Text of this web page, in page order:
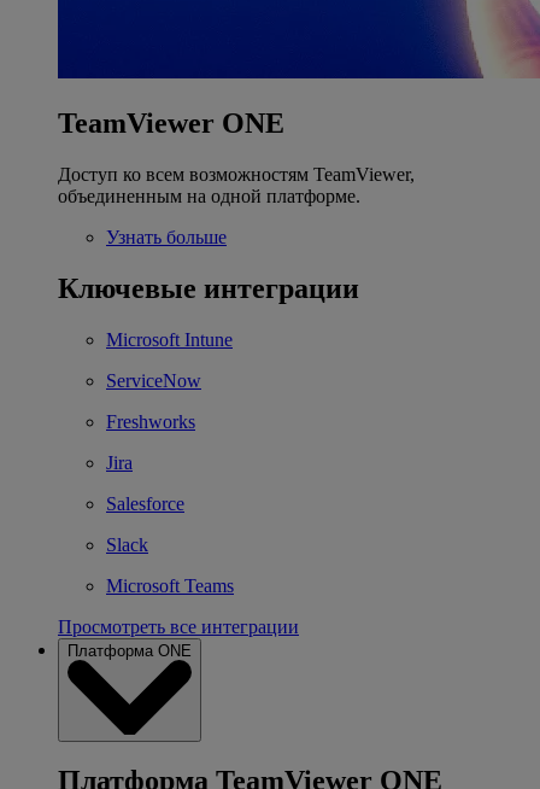
TeamViewer ONE
Доступ ко всем возможностям TeamViewer,
объединенным на одной платформе.
Узнать больше
Ключевые интеграции
Microsoft Intune
ServiceNow
Freshworks
Jira
Salesforce
Slack
Microsoft Teams
Просмотреть все интеграции
Платформа ONE
Платформа TeamViewer ONE